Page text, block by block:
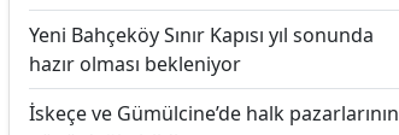
Yeni Bahçeköy Sınır Kapısı yıl sonunda
hazır olması bekleniyor
İskeçe ve Gümülcine’de halk pazarlarının